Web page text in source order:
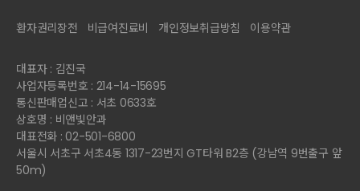
환자권리장전 비급여진료비 개인정보취급방침 이용약관
대표자 : 김진국
사업자등록번호 : 214-14-15695
통신판매업신고 : 서초 0633호
상호명 : 비앤빛안과
대표전화 : 02-501-6800
서울시 서초구 서초4동 1317-23번지 GT타워 B2층 (강남역 9번출구 앞
50m)